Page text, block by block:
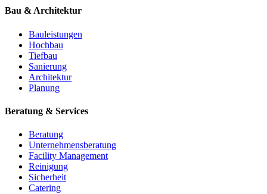
Bau & Architektur
Bauleistungen
Hochbau
Tiefbau
Sanierung
Architektur
Planung
Beratung & Services
Beratung
Unternehmensberatung
Facility Management
Reinigung
Sicherheit
Catering